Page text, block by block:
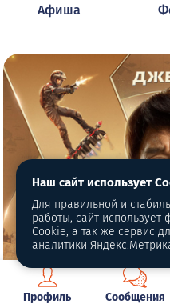
Афиша
Профиль Сообщения
Наш сайт использует
Для правильной и
работы, сайт использует
Cookie, а так же сервис
аналитики